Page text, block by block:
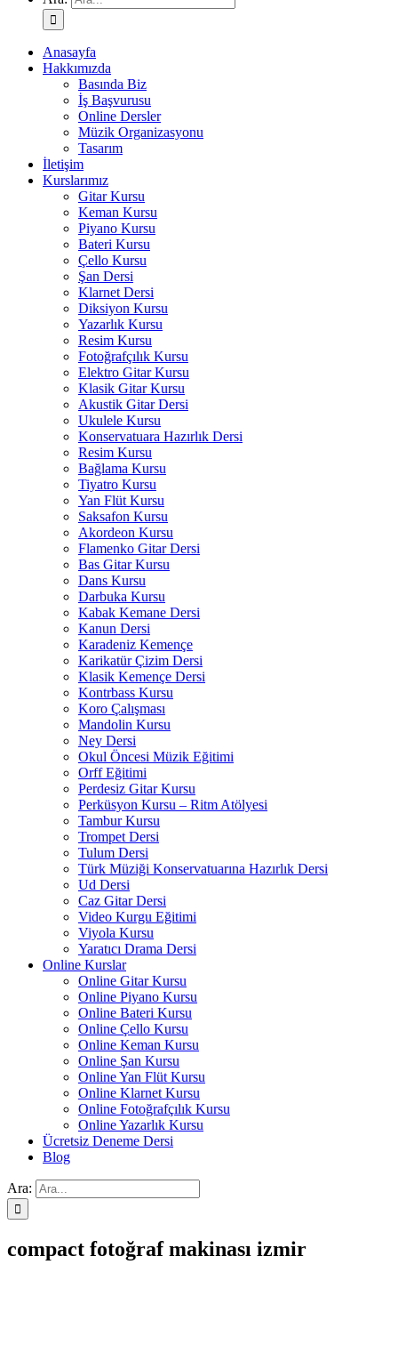
Anasayfa
Hakkımızda
Basında Biz
İş Başvurusu
Online Dersler
Müzik Organizasyonu
Tasarım
İletişim
Kurslarımız
Gitar Kursu
Keman Kursu
Piyano Kursu
Bateri Kursu
Çello Kursu
Şan Dersi
Klarnet Dersi
Diksiyon Kursu
Yazarlık Kursu
Resim Kursu
Fotoğrafçılık Kursu
Elektro Gitar Kursu
Klasik Gitar Kursu
Akustik Gitar Dersi
Ukulele Kursu
Konservatuara Hazırlık Dersi
Resim Kursu
Bağlama Kursu
Tiyatro Kursu
Yan Flüt Kursu
Saksafon Kursu
Akordeon Kursu
Flamenko Gitar Dersi
Bas Gitar Kursu
Dans Kursu
Darbuka Kursu
Kabak Kemane Dersi
Kanun Dersi
Karadeniz Kemençe
Karikatür Çizim Dersi
Klasik Kemençe Dersi
Kontrbass Kursu
Koro Çalışması
Mandolin Kursu
Ney Dersi
Okul Öncesi Müzik Eğitimi
Orff Eğitimi
Perdesiz Gitar Kursu
Perküsyon Kursu – Ritm Atölyesi
Tambur Kursu
Trompet Dersi
Tulum Dersi
Türk Müziği Konservatuarına Hazırlık Dersi
Ud Dersi
Caz Gitar Dersi
Video Kurgu Eğitimi
Viyola Kursu
Yaratıcı Drama Dersi
Online Kurslar
Online Gitar Kursu
Online Piyano Kursu
Online Bateri Kursu
Online Çello Kursu
Online Keman Kursu
Online Şan Kursu
Online Yan Flüt Kursu
Online Klarnet Kursu
Online Fotoğrafçılık Kursu
Online Yazarlık Kursu
Ücretsiz Deneme Dersi
Blog
Ara:
compact fotoğraf makinası izmir